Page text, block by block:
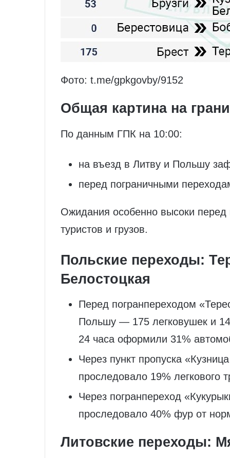
Фото: t.me/gpkgovby/9152
Общая картина на
По данным ГПК на 10:00:
на въезд в Литву и Польшу
перед пограничными
Ожидания особенно высоки перед
туристов и грузов.
Польские переходы:
Белостоцкая
Перед погранпереходом
Польшу — 175 легковушек и
24 часа оформили 31%
Через пункт пропуска
проследовало 19% легкового
Через погранпереход
проследовало 40% фур от
Литовские переходы: